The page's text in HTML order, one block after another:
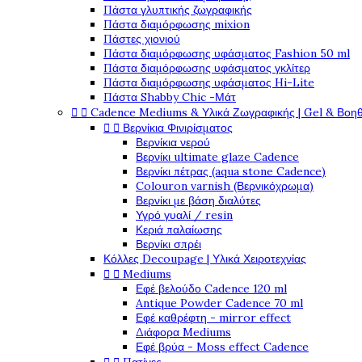
Πάστα γλυπτικής ζωγραφικής
Πάστα διαμόρφωσης mixion
Πάστες χιονιού
Πάστα διαμόρφωσης υφάσματος Fashion 50 ml
Πάστα διαμόρφωσης υφάσματος γκλίτερ
Πάστα διαμόρφωσης υφάσματος Hi-Lite
Πάστα Shabby Chic -Μάτ
  Cadence Mediums & Υλικά Ζωγραφικής | Gel &
  Βερνίκια Φινιρίσματος
Βερνίκια νερού
Βερνίκι ultimate glaze Cadence
Βερνίκι πέτρας (aqua stone Cadence)
Colouron varnish (Βερνικόχρωμα)
Βερνίκι με βάση διαλύτες
Υγρό γυαλί / resin
Κεριά παλαίωσης
Βερνίκι σπρέι
Κόλλες Decoupage | Υλικά Χειροτεχνίας
  Mediums
Εφέ βελούδο Cadence 120 ml
Antique Powder Cadence 70 ml
Εφέ καθρέφτη - mirror effect
Διάφορα Mediums
Εφέ βρύα - Moss effect Cadence